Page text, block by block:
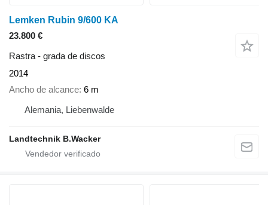
Lemken Rubin 9/600 KA
23.800 €
Rastra - grada de discos
2014
Ancho de alcance 6 m
Alemania, Liebenwalde
Landtechnik B.Wacker